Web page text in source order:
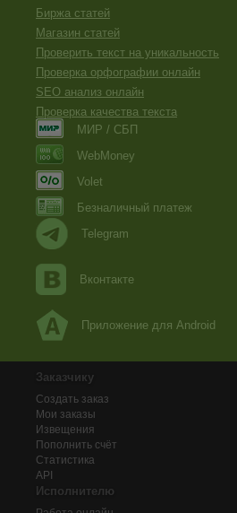
Биржа статей
Магазин статей
Проверить текст на уникальность
Проверка орфографии онлайн
SEO анализ онлайн
Проверка качества текста
МИР / СБП
WebMoney
Volet
Безналичный платеж
Telegram
Вконтакте
Приложение для Android
Заказчику
Создать заказ
Мои заказы
Извещения
Пополнить счёт
Статистика
API
Исполнителю